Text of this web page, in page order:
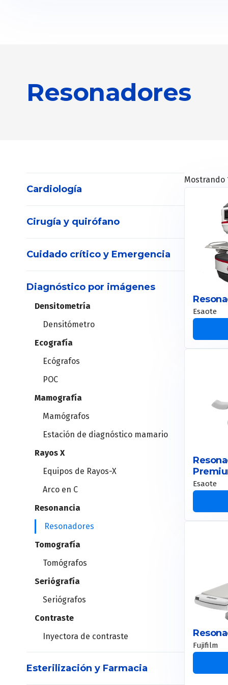
Resonadores
Cardiología
Electrocardiógrafos
Estación cardiopulmonar
Ergometría
Ergoespirómetros
Cirugía y quirófano
Máquinas de anestesia
Instrumental de laparoscopía
Torre de laparoscopía
Robot quirúrgico
Columnas de techo
Lámparas cialíticas
Mesa de operaciones
Recortadora de vello
Suturas mecánicas
Agujas para biospia
Marcador tejido blando
Cuidado crítico y Emergencia
DEA
Desfibriladores
Central de Monitoreo
Monitores de signos vitales
Monitores de pacientes
Oxímetros
Telémetros
Bombas de infusión
Humificadores
Respiradores
Set de vías aéreas
Videolaringoscopios
Diagnóstico por imágenes
Densitometría
Densitómetro
Ecografía
Ecógrafos
POC
Mamografía
Mamógrafos
Estación de diagnóstico mamario
Rayos X
Equipos de Rayos-X
Arco en C
Resonancia
Resonadores
Tomografía
Tomógrafos
Seriógrafía
Seriógrafos
Contraste
Inyectora de contraste
Esterilización y Farmacia
Mostrando
Esaote
Esaote
Fujifilm